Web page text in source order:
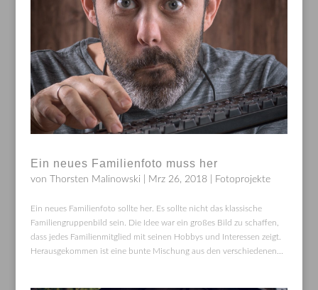
Ein neues Familienfoto muss her
von Thorsten Malinowski Mrz 26, 2018| Fotoprojekte
Ein neues Familienfoto sollte her. Es sollte nicht das klassische
Familiengruppenbild sein. Die Idee war ein großes Bild zu schaffen,
dass jedes Familienmitglied mit seinen Hobbys und Interessen zeigt.
Herausgekommen ist eine bunte Mischung aus den verschiedenen...